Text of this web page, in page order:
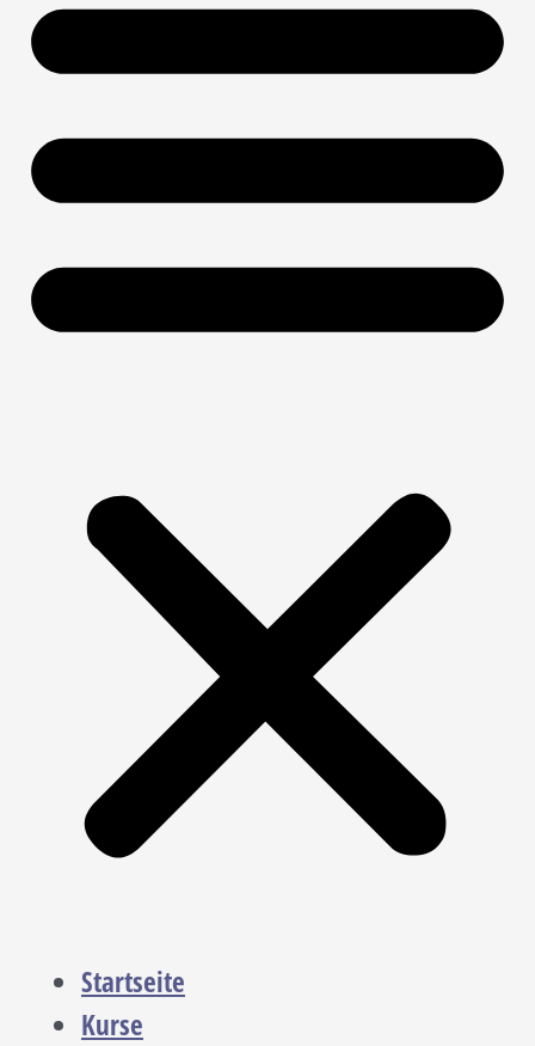
Startseite
Kurse